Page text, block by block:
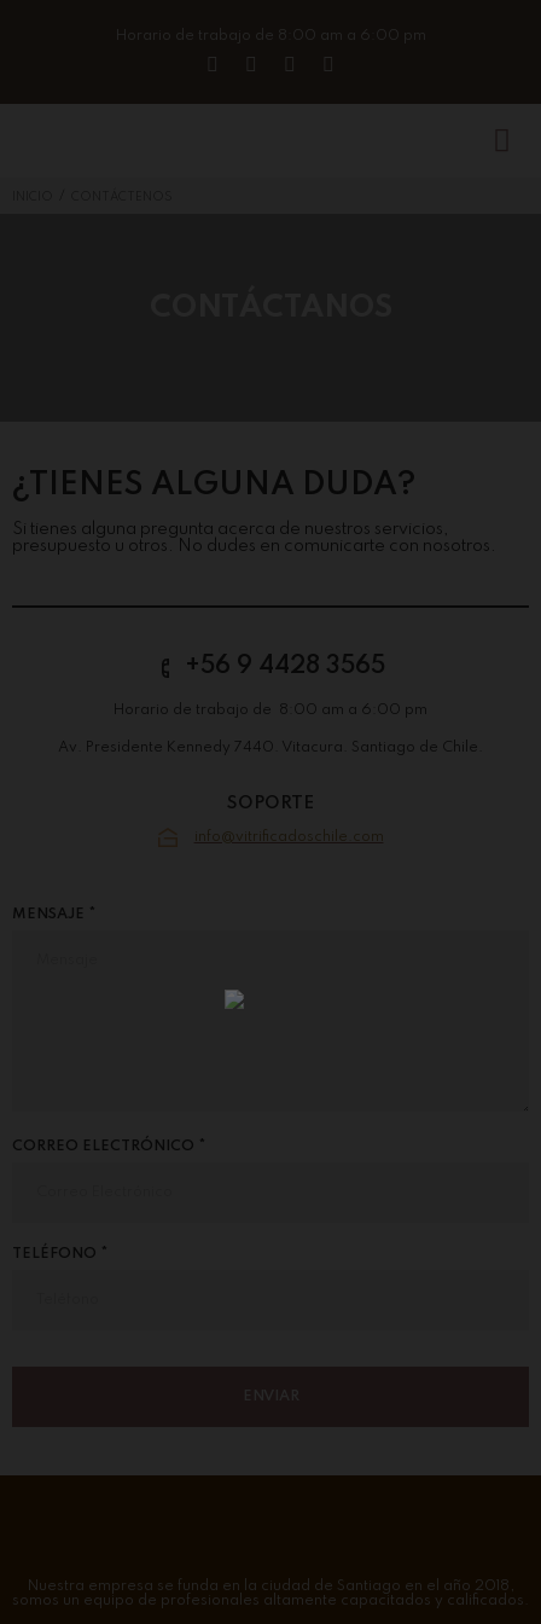
Horario de trabajo de 8:00 am a 6:00 pm
¿TIENES ALGUNA DUDA?
Si tienes alguna pregunta acerca de nuestros servicios,
presupuesto u otros. No dudes en comunicarte con nosotros.
+56 9 4428 3565
Horario de trabajo de 8:00 am a 6:00 pm
Av. Presidente Kennedy 7440. Vitacura. Santiago de Chile.
SOPORTE
info@vitrificadoschile.com
MENSAJE *
CORREO ELECTRÓNICO *
TELÉFONO *
Nuestra empresa se funda en la ciudad de Santiago en el año 2018,
somos un equipo de profesionales altamente capacitados y calificados.